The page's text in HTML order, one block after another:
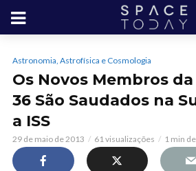
Astronomia, Astrofísica e Cosmologia
Os Novos Membros
36 São Saudados na
a ISS
29 de maio de 2013 61 visualizações 1 min